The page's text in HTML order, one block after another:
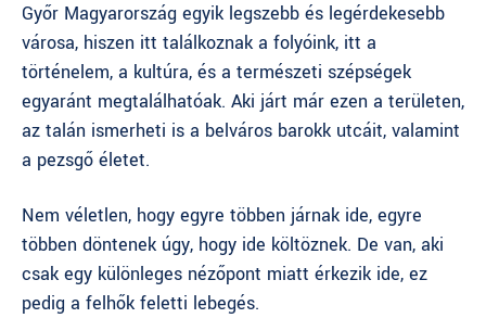
Győr Magyarország egyik legszebb és legérdekesebb
városa, hiszen itt találkoznak a folyóink, itt a
történelem, a kultúra, és a természeti szépségek
egyaránt megtalálhatóak. Aki járt már ezen a területen,
az talán ismerheti is a belváros barokk utcáit, valamint
a pezsgő életet.
Nem véletlen, hogy egyre többen járnak ide, egyre
többen döntenek úgy, hogy ide költöznek. De van, aki
csak egy különleges nézőpont miatt érkezik ide, ez
pedig a felhők feletti lebegés.